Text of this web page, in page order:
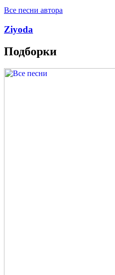
Все песни автора
Ziyoda
Подборки